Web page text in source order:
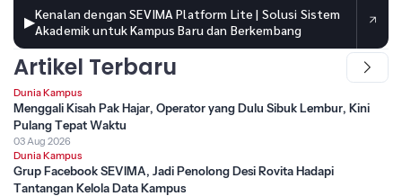
▶Kenalan dengan SEVIMA Platform Lite | Solusi Sistem
Akademik untuk Kampus Baru dan Berkembang
Artikel Terbaru
Dunia Kampus
Menggali Kisah Pak Hajar, Operator yang Dulu Sibuk Lembur, Kini
Pulang Tepat Waktu
03 Aug 2026
Dunia Kampus
Grup Facebook SEVIMA, Jadi Penolong Desi Rovita Hadapi
Tantangan Kelola Data Kampus